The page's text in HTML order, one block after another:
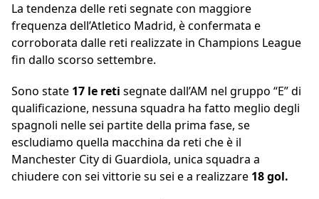
La tendenza delle reti segnate con maggiore
frequenza dell’Atletico Madrid, è confermata e
corroborata dalle reti realizzate in Champions League
fin dallo scorso settembre.
Sono state 17 le reti segnate dall’AM nel gruppo “E” di
qualificazione, nessuna squadra ha fatto meglio degli
spagnoli nelle sei partite della prima fase, se
escludiamo quella macchina da reti che è il
Manchester City di Guardiola, unica squadra a
chiudere con sei vittorie su sei e a realizzare 18 gol.